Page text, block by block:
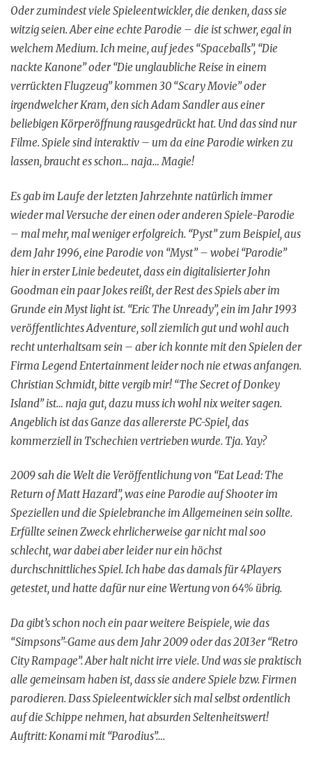
Oder zumindest viele Spieleentwickler, die denken, dass sie
witzig seien. Aber eine echte Parodie – die ist schwer, egal in
welchem Medium. Ich meine, auf jedes “Spaceballs”, “Die
nackte Kanone” oder “Die unglaubliche Reise in einem
verrückten Flugzeug” kommen 30 “Scary Movie” oder
irgendwelcher Kram, den sich Adam Sandler aus einer
beliebigen Körperöffnung rausgedrückt hat. Und das sind nur
Filme. Spiele sind interaktiv – um da eine Parodie wirken zu
lassen, braucht es schon… naja… Magie!
Es gab im Laufe der letzten Jahrzehnte natürlich immer
wieder mal Versuche der einen oder anderen Spiele-Parodie
– mal mehr, mal weniger erfolgreich. “Pyst” zum Beispiel, aus
dem Jahr 1996, eine Parodie von “Myst” – wobei “Parodie”
hier in erster Linie bedeutet, dass ein digitalisierter John
Goodman ein paar Jokes reißt, der Rest des Spiels aber im
Grunde ein Myst light ist. “Eric The Unready”, ein im Jahr 1993
veröffentlichtes Adventure, soll ziemlich gut und wohl auch
recht unterhaltsam sein – aber ich konnte mit den Spielen der
Firma Legend Entertainment leider noch nie etwas anfangen.
Christian Schmidt, bitte vergib mir! “The Secret of Donkey
Island” ist… naja gut, dazu muss ich wohl nix weiter sagen.
Angeblich ist das Ganze das allererste PC-Spiel, das
kommerziell in Tschechien vertrieben wurde. Tja. Yay?
2009 sah die Welt die Veröffentlichung von “Eat Lead: The
Return of Matt Hazard”, was eine Parodie auf Shooter im
Speziellen und die Spielebranche im Allgemeinen sein sollte.
Erfüllte seinen Zweck ehrlicherweise gar nicht mal soo
schlecht, war dabei aber leider nur ein höchst
durchschnittliches Spiel. Ich habe das damals für 4Players
getestet, und hatte dafür nur eine Wertung von 64% übrig.
Da gibt’s schon noch ein paar weitere Beispiele, wie das
“Simpsons”-Game aus dem Jahr 2009 oder das 2013er “Retro
City Rampage”. Aber halt nicht irre viele. Und was sie praktisch
alle gemeinsam haben ist, dass sie andere Spiele bzw. Firmen
parodieren. Dass Spieleentwickler sich mal selbst ordentlich
auf die Schippe nehmen, hat absurden Seltenheitswert!
Auftritt: Konami mit “Parodius”….